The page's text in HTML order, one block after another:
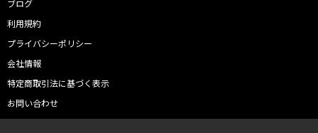
ブログ
利用規約
プライバシーポリシー
会社情報
特定商取引法に基づく表示
お問い合わせ